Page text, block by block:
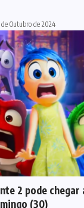
de Outubro de 2024
2 pode chegar
(30)